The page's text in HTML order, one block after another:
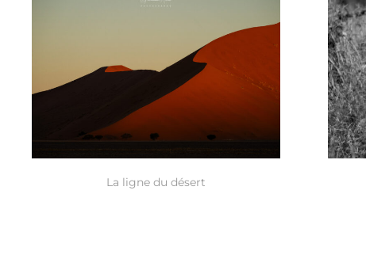
La ligne du désert